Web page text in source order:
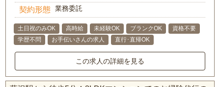
契約形態 業務委託
土日祝のみOK 高時給 未経験OK ブランクOK
資格不要
学歴不問
お手伝いさんの求人 直行･直帰OK
この求人の詳細を見る